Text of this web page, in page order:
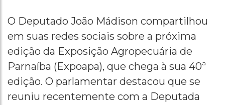
O Deputado João Mádison compartilhou
em suas redes sociais sobre a próxima
edição da Exposição Agropecuária de
Parnaíba (Expoapa), que chega à sua 40ª
edição. O parlamentar destacou que se
reuniu recentemente com a Deputada